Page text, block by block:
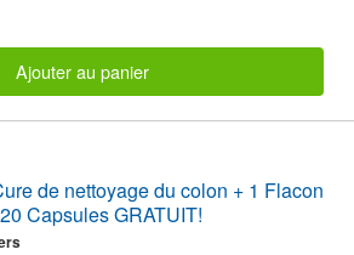
Ajouter au panier
de nettoyage du colon + 1 Flacon
Capsules GRATUIT!